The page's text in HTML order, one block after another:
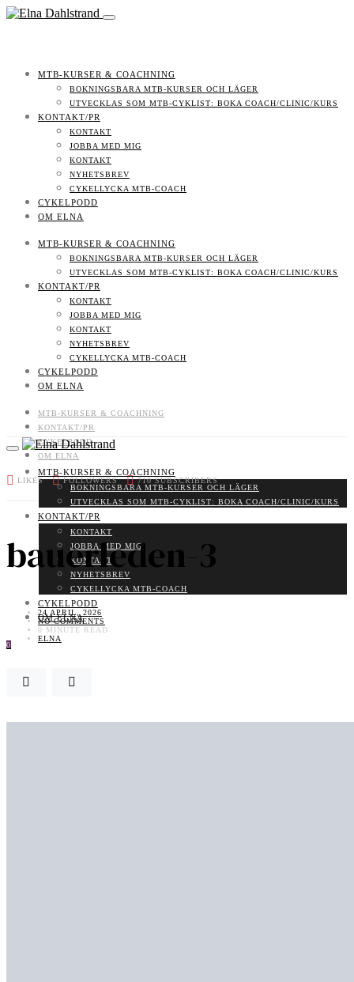
MTB-KURSER & COACHNING
BOKNINGSBARA MTB-KURSER OCH LÄGER
UTVECKLAS SOM MTB-CYKLIST: BOKA COACH/CLINIC/KURS
KONTAKT/PR
KONTAKT
JOBBA MED MIG
KONTAKT
NYHETSBREV
CYKELLYCKA MTB-COACH
CYKELPODD
OM ELNA
MTB-KURSER & COACHNING
BOKNINGSBARA MTB-KURSER OCH LÄGER
UTVECKLAS SOM MTB-CYKLIST: BOKA COACH/CLINIC/KURS
KONTAKT/PR
KONTAKT
JOBBA MED MIG
KONTAKT
NYHETSBREV
CYKELLYCKA MTB-COACH
CYKELPODD
OM ELNA
MTB-KURSER & COACHNING
KONTAKT/PR
CYKELPODD
OM ELNA
LIKES FOLLOWERS 710 SUBSCRIBERS
MTB-KURSER & COACHNING
BOKNINGSBARA MTB-KURSER OCH LÄGER
UTVECKLAS SOM MTB-CYKLIST: BOKA COACH/CLINIC/KURS
KONTAKT/PR
KONTAKT
JOBBA MED MIG
KONTAKT
NYHETSBREV
CYKELLYCKA MTB-COACH
CYKELPODD
OM ELNA
0
bauerleden-3
24 APRIL, 2026
NO COMMENTS
0 MINUTE READ
ELNA